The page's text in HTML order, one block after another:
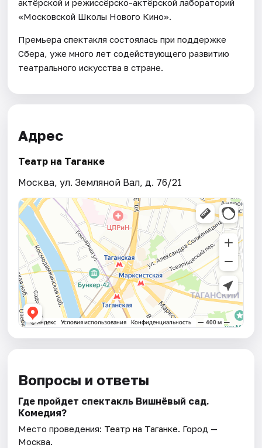
актёрской и режиссёрско-актёрской лабораторий
«Московской Школы Нового Кино».
Премьера спектакля состоялась при поддержке
Сбера, уже много лет содействующего развитию
театрального искусства в стране.
Адрес
Театр на Таганке
Москва, ул. Земляной Вал, д. 76/21
Вопросы и ответы
Где пройдет спектакль Вишнёвый сад.
Комедия?
Место проведения: Театр на Таганке. Город —
Москва.